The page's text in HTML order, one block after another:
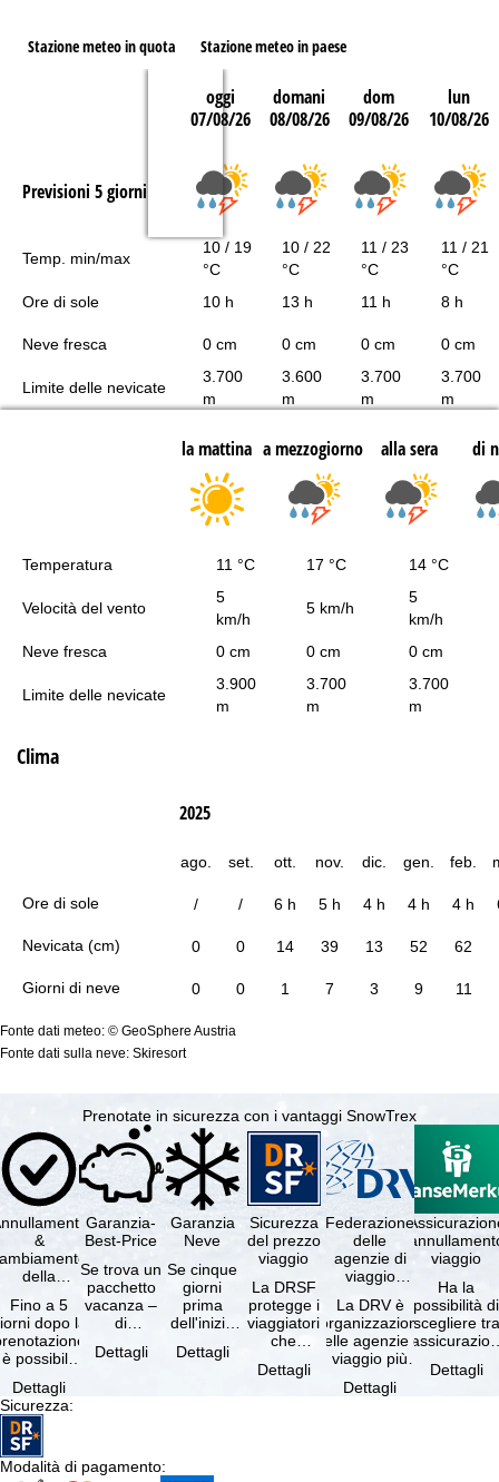
Stazione meteo in quota Stazione meteo in paese
oggi
07/08/26
domani
08/08/26
dom
09/08/26
lun
10/08/26
Previsioni 5 giorni
Temp. min/max
10 / 19
°C
10 / 22
°C
11 / 23
°C
11 / 21
°C
Ore di sole
10 h 13 h 11 h 8 h
Neve fresca 0 cm 0 cm 0 cm 0 cm
Limite delle nevicate
3.700
m
3.600
m
3.700
m
3.700
m
la mattina a mezzogiorno alla sera di
Temperatura 11 °C 17 °C 14 °C
Velocità del vento
5
km/h
5 km/h
5
km/h
Neve fresca
0 cm 0 cm 0 cm
Limite delle nevicate
3.900
m
3.700
m
3.700
m
Clima
Ore di sole
Nevicata (cm)
Giorni di neve
2025
ago. set. ott. nov. dic. gen. feb.
/ / 6 h 5 h 4 h 4 h 4 h
0 0 14 39 13 52 62
0 0 1 7 3 9 11
Fonte dati meteo: © GeoSphere Austria
Fonte dati sulla neve: Skiresort
Prenotate in sicurezza con i vantaggi SnowTrex
&
della
gratuiti
Fino a 5
dopo la
è possibile
il …
Dettagli
Garanzia-
Best-Price
Se trova un
pacchetto
vacanza –
di
e servizi
Dettagli
Garanzia
Neve
Se cinque
giorni
prima
dell'inizio
soggiorno
Dettagli
Sicurezza
del prezzo
viaggio
La DRSF
protegge i
viaggiatori
che
un
Dettagli
Federazione
delle
agenzie di
viaggio
La DRV è
l'organizzazione
delle agenzie di
viaggio più
Germania.
Dettagli
viaggio
Ha la
possibilità di
scegliere tra
viaggio
Dettagli
Sicurezza:
Modalità di pagamento: